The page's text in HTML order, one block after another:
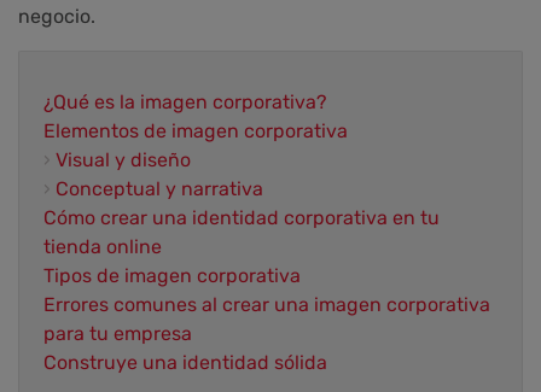
negocio.
¿Qué es la imagen corporativa?
Elementos de imagen corporativa
› Visual y diseño
› Conceptual y narrativa
Cómo crear una identidad corporativa en tu
tienda online
Tipos de imagen corporativa
Errores comunes al crear una imagen corporativa
para tu empresa
Construye una identidad sólida